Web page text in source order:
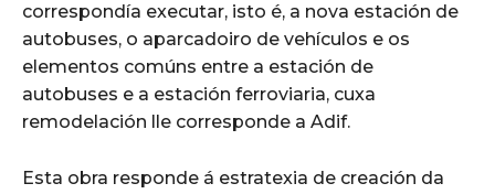
correspondía executar, isto é, a nova estación de
autobuses, o aparcadoiro de vehículos e os
elementos comúns entre a estación de
autobuses e a estación ferroviaria, cuxa
remodelación lle corresponde a Adif.
Esta obra responde á estratexia de creación da